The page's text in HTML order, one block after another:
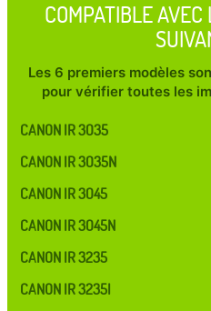
COMPATIBLE
Les 6 premiers modèles
pour vérifier toutes les
CANON IR 3035
CANON IR 3035N
CANON IR 3045
CANON IR 3045N
CANON IR 3235
CANON IR 3235I